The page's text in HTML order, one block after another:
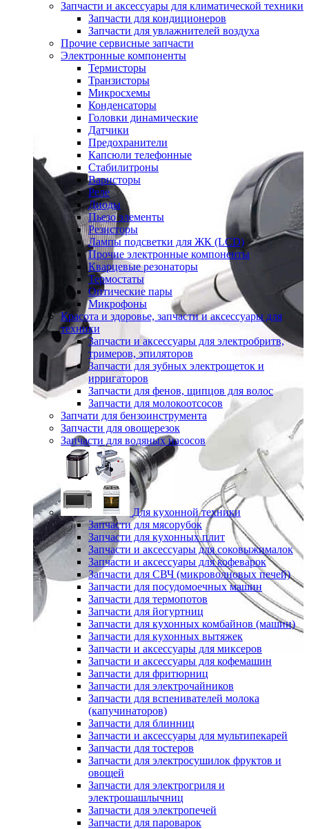
Запчасти и аксессуары для климатической техники
Запчасти для кондиционеров
Запчасти для увлажнителей воздуха
Прочие сервисные запчасти
Электронные компоненты
Термисторы
Транзисторы
Микросхемы
Конденсаторы
Головки динамические
Датчики
Предохранители
Капсюли телефонные
Стабилитроны
Варисторы
Реле
Диоды
Пьезо элементы
Резисторы
Лампы подсветки для ЖК (LCD)
Прочие электронные компоненты
Кварцевые резонаторы
Термостаты
Оптические пары
Микрофоны
Красота и здоровье, запчасти и аксессуары для
техники
Запчасти и аксессуары для электробритв,
тримеров, эпиляторов
Запчасти для зубных электрощеток и
ирригаторов
Запчасти для фенов, щипцов для волос
Запчасти для молокоотсосов
Запчати для бензоинструмента
Запчасти для овощерезок
Запчасти для водяных насосов
Для кухонной техники
Запчасти для мясорубок
Запчасти для кухонных плит
Запчасти и аксессуары для соковыжималок
Запчасти и аксессуары для кофеварок
Запчасти для СВЧ (микроволновых печей)
Запчасти для посудомоечных машин
Запчасти для термопотов
Запчасти для йогуртниц
Запчасти для кухонных комбайнов (машин)
Запчасти для кухонных вытяжек
Запчасти и аксессуары для миксеров
Запчасти и аксессуары для кофемашин
Запчасти для фритюрниц
Запчасти для электрочайников
Запчасти для вспенивателей молока
(капучинаторов)
Запчасти для блинниц
Запчасти и аксессуары для мультипекарей
Запчасти для тостеров
Запчасти для электросушилок фруктов и
овощей
Запчасти для электрогриля и
электрошашлычниц
Запчасти для электропечей
Запчасти для пароварок